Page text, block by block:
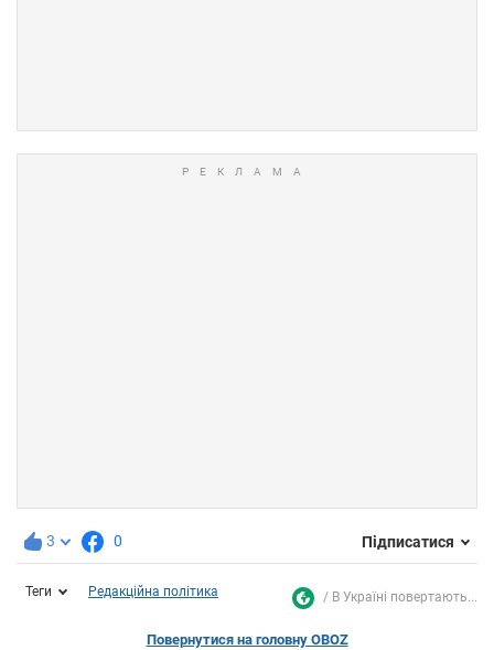
3 0 Підписатися
Теги Редакційна політика В Україні повертають...
Повернутися на головну OBOZ